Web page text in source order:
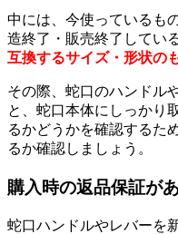
中には、今使っているも
造終了・販売終了してい
互換するサイズ・形状の
その際、蛇口のハンドル
と、蛇口本体にしっかり
るかどうかを確認するた
るか確認しましょう。
購入時の返品保証が
蛇口ハンドルやレバーを